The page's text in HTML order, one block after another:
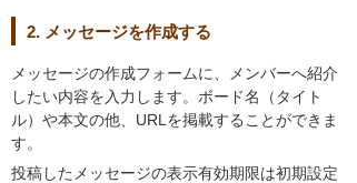
2. メッセージを作成する
メッセージの作成フォームに、メンバーへ紹介
したい内容を入力します。ボード名（タイト
ル）や本文の他、URLを掲載することができま
す。
投稿したメッセージの表示有効期限は初期設定